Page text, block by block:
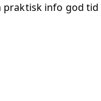
info god